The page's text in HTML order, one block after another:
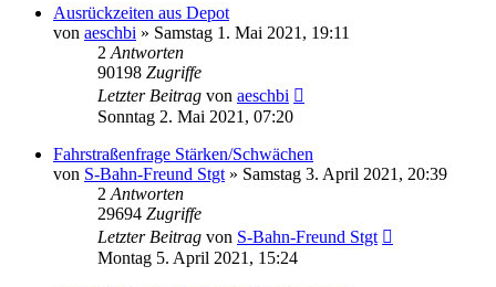
Ausrückzeiten aus Depot
von aeschbi » Samstag 1. Mai 2021, 19:11
2 Antworten
90198 Zugriffe
Letzter Beitrag von aeschbi
Sonntag 2. Mai 2021, 07:20
Fahrstraßenfrage Stärken/Schwächen
von S-Bahn-Freund Stgt » Samstag 3. April 2021, 20:39
2 Antworten
29694 Zugriffe
Letzter Beitrag von S-Bahn-Freund Stgt
Montag 5. April 2021, 15:24